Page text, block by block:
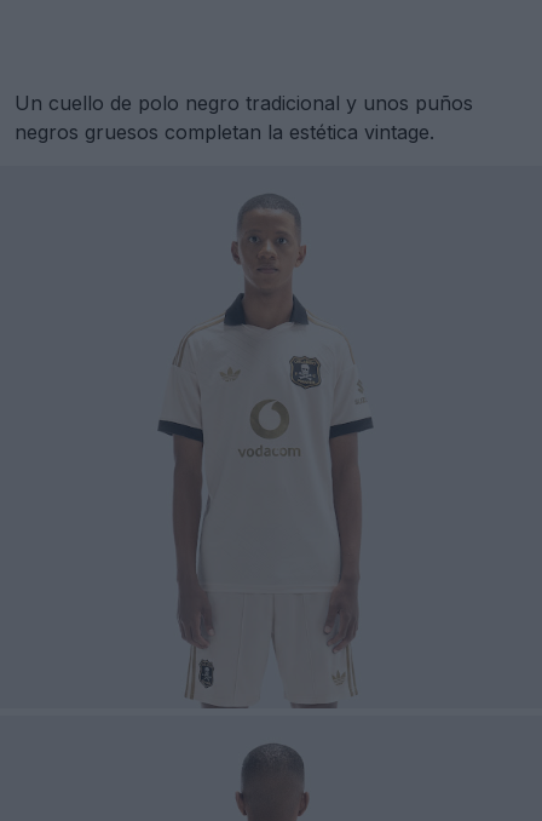
Un cuello de polo negro tradicional y unos puños
negros gruesos completan la estética vintage.